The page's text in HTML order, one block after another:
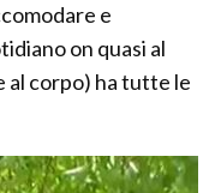
e
on quasi al
al corpo) ha tutte le